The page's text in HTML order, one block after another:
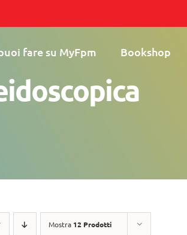
fare su MyFpm Bookshop
Mostra 12 Prodotti